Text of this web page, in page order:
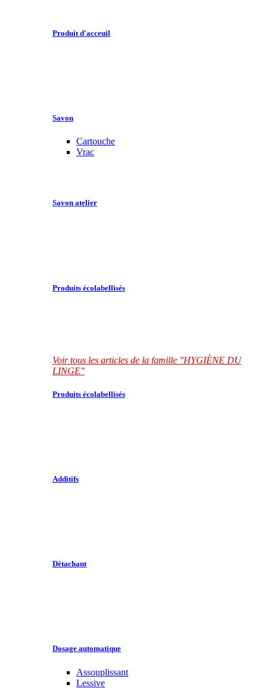
Produit d'acceuil
Savon
Cartouche
Vrac
Savon atelier
Produits écolabellisés
Voir tous les articles de la famille "HYGIÈNE DU
LINGE"
Produits écolabellisés
Additifs
Détachant
Dosage automatique
Assouplissant
Lessive